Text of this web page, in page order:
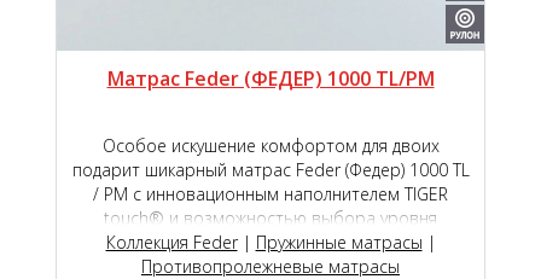
Матрас Feder (ФЕДЕР) 1000 TL/PM
Особое искушение комфортом для двоих
подарит шикарный матрас Feder (Федер) 1000 ТL
/ РМ с инновационным наполнителем TIGER
touch® и возможностью выбора уровня
мягкости сторон на пружинном блоке премиум
класса Roll Feder Micropocket S 2000.
Коллекция Feder| Пружинные матрасы |
Противопролежневые матрасы